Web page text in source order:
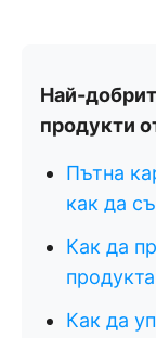
Най-
продукти
Пътна
как да
Как да
Как да